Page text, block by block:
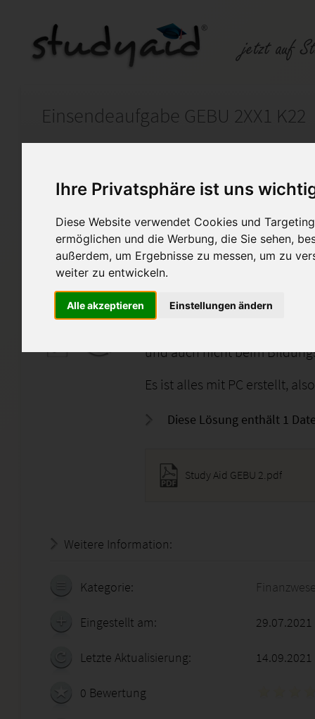
Ihre Privatsphäre ist uns
Diese Website verwendet Cookies und
ermöglichen und die Werbung, die Sie sehen,
außerdem, um Ergebnisse zu messen, um zu
weiter zu entwickeln.
Alle akzeptieren Einstellungen ändern
Einsendeaufgabe GEBU 2XX1 K22
Finanzwesen
Das System der doppelten
Ich biete hier eine
Benotung Note: 1,0 (100/100
Bitte verwendet die
und auch nicht beim
Es ist alles mit PC erstellt,
Diese Lösung enthält 1
Study Aid GEBU 2.pdf
Weitere Information:
Kategorie:
Eingestellt am:
Letzte Aktualisierung: 14.09.2021
0 Bewertung